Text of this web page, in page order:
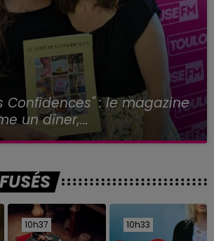
Confidences" : le magazine
un dîner,...
10h37
10h37 10h33
10h33